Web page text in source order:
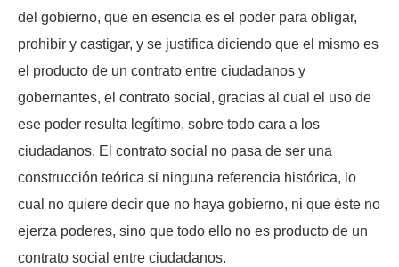
del gobierno, que en esencia es el poder para obligar,
prohibir y castigar, y se justifica diciendo que el mismo es
el producto de un contrato entre ciudadanos y
gobernantes, el contrato social, gracias al cual el uso de
ese poder resulta legítimo, sobre todo cara a los
ciudadanos. El contrato social no pasa de ser una
construcción teórica si ninguna referencia histórica, lo
cual no quiere decir que no haya gobierno, ni que éste no
ejerza poderes, sino que todo ello no es producto de un
contrato social entre ciudadanos.